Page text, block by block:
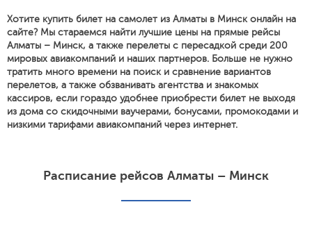
Хотите купить билет на самолет из Алматы в Минск онлайн на
сайте? Мы стараемся найти лучшие цены на прямые рейсы
Алматы – Минск, а также перелеты с пересадкой среди 200
мировых авиакомпаний и наших партнеров. Больше не нужно
тратить много времени на поиск и сравнение вариантов
перелетов, а также обзванивать агентства и знакомых
кассиров, если гораздо удобнее приобрести билет не выходя
из дома со скидочными ваучерами, бонусами, промокодами и
низкими тарифами авиакомпаний через интернет.
Расписание рейсов Алматы – Минск